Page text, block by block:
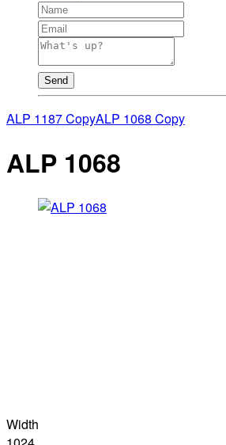
Send
ALP 1187 CopyALP 1068 Copy
ALP 1068
Width